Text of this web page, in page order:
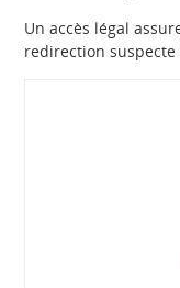
Un accès légal
redirection